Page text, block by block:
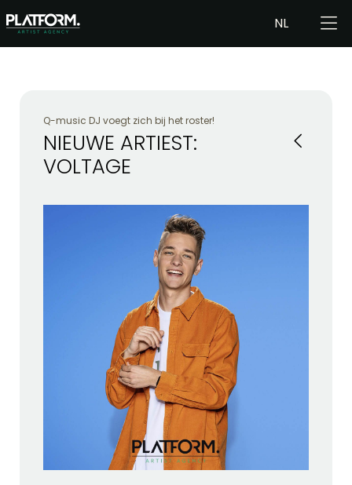
NL
Q-music DJ voegt zich bij het roster!
NIEUWE ARTIEST:
VOLTAGE